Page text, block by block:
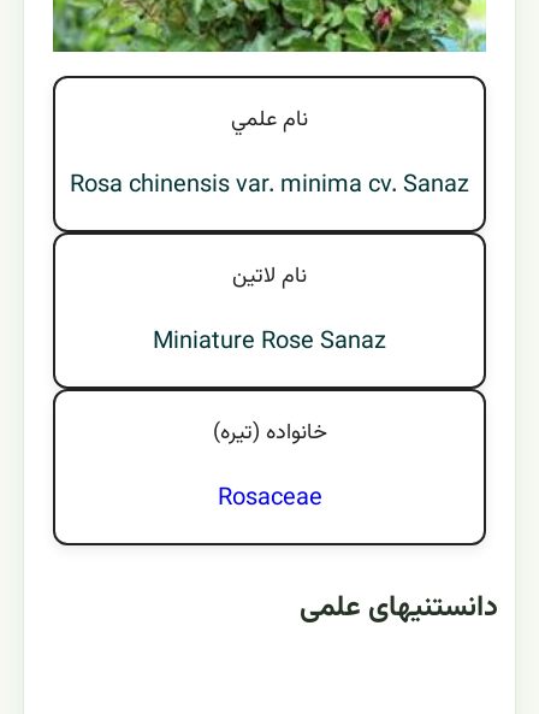
نام علمي
Rosa chinensis var. minima cv. Sanaz
نام لاتين
Miniature Rose Sanaz
خانواده (تيره)
Rosaceae
دانستنیهای علمی